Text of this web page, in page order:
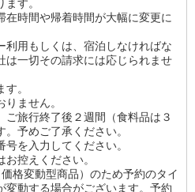
す。
時間や帰着時間が大幅に変更に
用もしくは、宿泊しなければな
は一切その請求には応じられませ
。
ません。
旅行終了後２週間（食料品は３
予めご了承ください。
を入力してください。
控えください。
格変動型商品）のため予約のタイ
変動する場合がございます。予約